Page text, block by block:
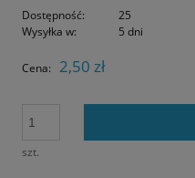
Dostępność:
25
Wysyłka w:
5 dni
Cena: 2,50 zł
szt.